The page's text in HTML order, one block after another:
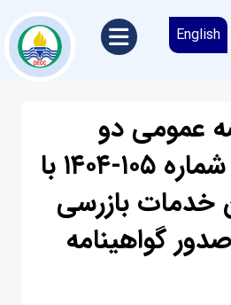
English
ﻋﻤﻮﻣﯽ دو
مرحله‌ای به شماره ۱۰۵-۱۴۰۴ با
خدمات بازرسی
گواهینامه